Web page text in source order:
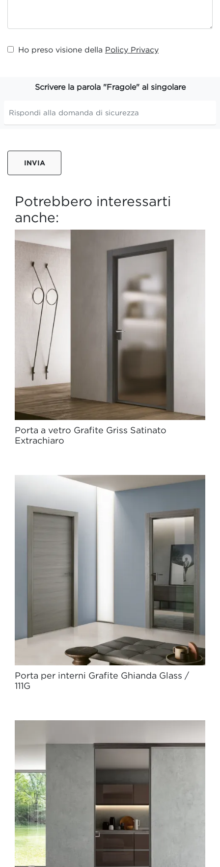
Ho preso visione della Policy Privacy
Scrivere la parola "Fragole" al singolare
INVIA
Potrebbero interessarti
anche:
Porta a vetro Grafite Griss Satinato
Extrachiaro
Porta per interni Grafite Ghianda Glass /
111G